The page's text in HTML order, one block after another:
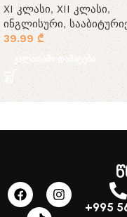
XI კლასი, XII კლასი,
ინგლისური,
39.99 ₾
კალათაში დამატება
+995